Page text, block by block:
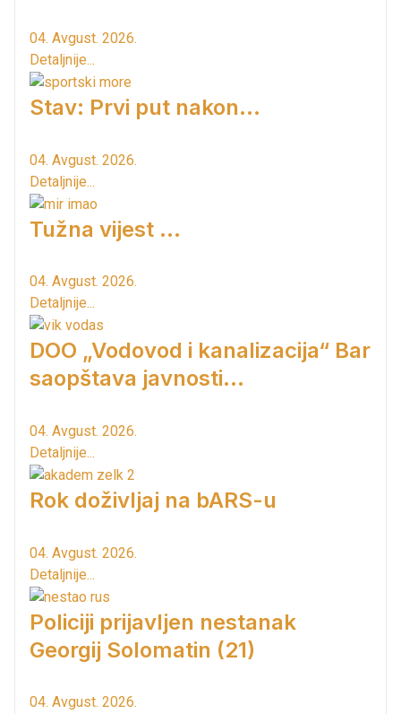
04. Avgust. 2026.
Detaljnije...
Stav: Prvi put nakon…
04. Avgust. 2026.
Detaljnije...
Tužna vijest ...
04. Avgust. 2026.
Detaljnije...
DOO „Vodovod i kanalizacija“ Bar
saopštava javnosti...
04. Avgust. 2026.
Detaljnije...
Rok doživljaj na bARS-u
04. Avgust. 2026.
Detaljnije...
Policiji prijavljen nestanak
Georgij Solomatin (21)
04. Avgust. 2026.